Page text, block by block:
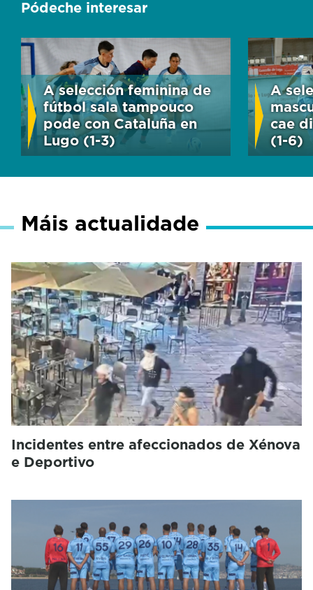
Pódeche interesar
A selección feminina de
fútbol sala tampouco
pode con Cataluña en
Lugo (1-3)
A
cae
(1-6)
Máis actualidade
Incidentes entre afeccionados de Xénova
e Deportivo